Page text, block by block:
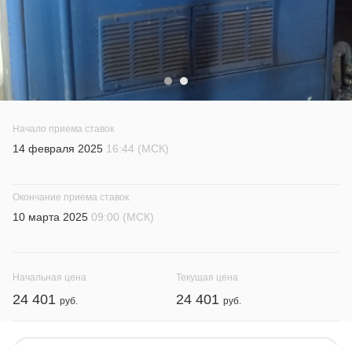
Начало приема ставок
14 февраля 2025 16:44 (МСК)
Окончание приема ставок
10 марта 2025 09:00 (МСК)
Начальная цена
24 401
Текущая цена
24 401